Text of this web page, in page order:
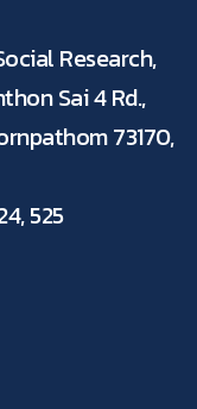
Research,
Sai 4 Rd.,
73170,
525